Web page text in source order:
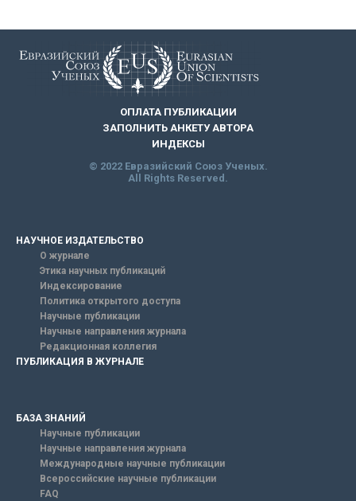
ОПЛАТА ПУБЛИКАЦИИ
ЗАПОЛНИТЬ АНКЕТУ АВТОРА
ИНДЕКСЫ
© 2022 Евразийский Союз Ученых.
All Rights Reserved.
НАУЧНОЕ ИЗДАТЕЛЬСТВО
О журнале
Этика научных публикаций
Индексирование
Политика открытого доступа
Научные публикации
Научные направления журнала
Редакционная коллегия
ПУБЛИКАЦИЯ В ЖУРНАЛЕ
БАЗА ЗНАНИЙ
Научные публикации
Научные направления журнала
Международные научные публикации
Всероссийские научные публикации
FAQ